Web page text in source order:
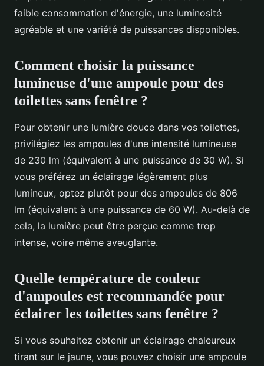
faible consommation d'énergie, une luminosité
agréable et une variété de puissances disponibles.
Comment choisir la puissance
lumineuse d'une ampoule pour des
toilettes sans fenêtre ?
Pour obtenir une lumière douce dans vos toilettes,
privilégiez les ampoules d'une intensité lumineuse
de 230 lm (équivalent à une puissance de 30 W). Si
vous préférez un éclairage légèrement plus
lumineux, optez plutôt pour des ampoules de 806
lm (équivalent à une puissance de 60 W). Au-delà de
cela, la lumière peut être perçue comme trop
intense, voire même aveuglante.
Quelle température de couleur
d'ampoules est recommandée pour
éclairer les toilettes sans fenêtre ?
Si vous souhaitez obtenir un éclairage chaleureux
tirant sur le jaune, vous pouvez choisir une ampoule